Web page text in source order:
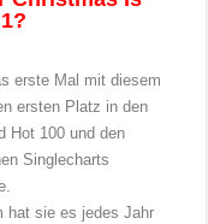
erste Mal mit diesem
ersten Platz in den
Hot 100 und den
Singlecharts
hat sie es jedes Jahr